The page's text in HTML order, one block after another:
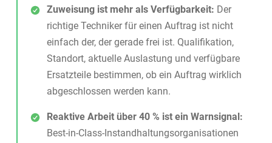
Zuweisung ist mehr als Verfügbarkeit: Der
richtige Techniker für einen Auftrag ist nicht
einfach der, der gerade frei ist. Qualifikation,
Standort, aktuelle Auslastung und verfügbare
Ersatzteile bestimmen, ob ein Auftrag wirklich
abgeschlossen werden kann.
Reaktive Arbeit über 40 % ist ein Warnsignal:
Best-in-Class-Instandhaltungsorganisationen